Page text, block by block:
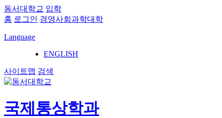
동서대학교 입학
홈 로그인 경영사회과학대학
Language
ENGLISH
사이트맵 검색
국제통상학과